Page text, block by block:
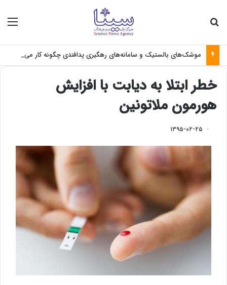
موشک‌های بالستیک و سامانه‌های رهگیری پدافندی چگونه کار می کنند؟
خطر ابتلا به دیابت با افزایش
هورمون ملاتونین
۱۳۹۵-۰۲-۲۵